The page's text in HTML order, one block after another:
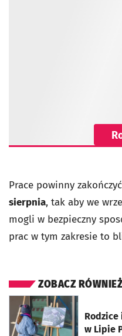
Prace powinny
sierpnia, tak aby we
mogli w bezpieczny
prac w tym zakresie to
ZOBACZ RÓWNIEŻ
w Lipie
otworzy się w nowej